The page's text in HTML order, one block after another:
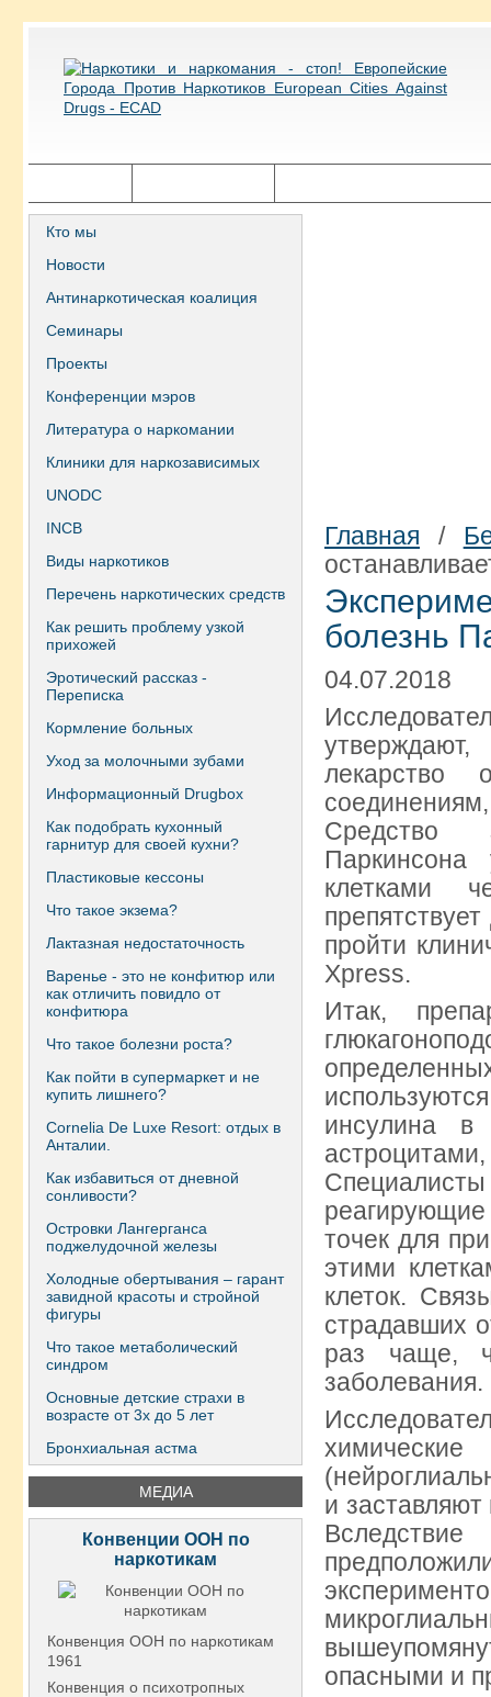
Кто мы
Новости
Антинаркотическая коалиция
Семинары
Проекты
Конференции мэров
Литература о наркомании
Клиники для наркозависимых
UNODC
INCB
Виды наркотиков
Перечень наркотических средств
Как решить проблему узкой
прихожей
Эротический рассказ -
Переписка
Кормление больных
Уход за молочными зубами
Информационный Drugbox
Как подобрать кухонный
гарнитур для своей кухни?
Пластиковые кессоны
Что такое экзема?
Лактазная недостаточность
Варенье - это не конфитюр или
как отличить повидло от
конфитюра
Что такое болезни роста?
Как пойти в супермаркет и не
купить лишнего?
Сornelia De Luxe Resort: отдых в
Анталии.
Как избавиться от дневной
сонливости?
Островки Лангерганса
поджелудочной железы
Холодные обертывания – гарант
завидной красоты и стройной
фигуры
Что такое метаболический
синдром
Основные детские страхи в
возрасте от 3х до 5 лет
Бронхиальная астма
МЕДИА
Конвенции ООН по
наркотикам
Конвенция ООН по наркотикам
1961
Конвенция о психотропных
Главная /
болезнь
04.07.2018
лекарство
Средство
клетками
пройти
Xpress.
Итак,
инсулина в
точек для
этими
клеток.
страдавших
раз чаще,
заболевания.
и
опасными и